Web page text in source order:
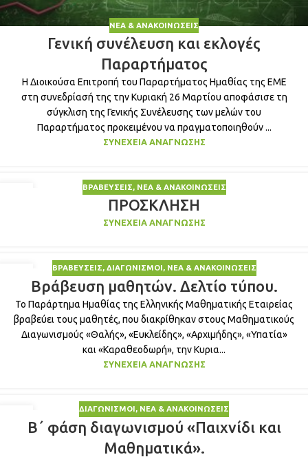
ΝΈΑ & ΑΝΑΚΟΙΝΏΣΕΙΣ
Γενική συνέλευση και εκλογές
Παραρτήματος
Η Διοικούσα Επιτροπή του Παραρτήματος Ημαθίας της ΕΜΕ
στη συνεδρίασή της την Κυριακή 26 Μαρτίου αποφάσισε τη
σύγκλιση της Γενικής Συνέλευσης των μελών του
Παραρτήματος προκειμένου να πραγματοποιηθούν ...
ΣΥΝΈΧΕΙΑ ΑΝΆΓΝΩΣΗΣ
ΒΡΑΒΕΎΣΕΙΣ, ΝΈΑ & ΑΝΑΚΟΙΝΏΣΕΙΣ
ΠΡΟΣΚΛΗΣΗ
ΣΥΝΈΧΕΙΑ ΑΝΆΓΝΩΣΗΣ
ΒΡΑΒΕΎΣΕΙΣ, ΔΙΑΓΩΝΙΣΜΟΊ, ΝΈΑ & ΑΝΑΚΟΙΝΏΣΕΙΣ
Βράβευση μαθητών. Δελτίο τύπου.
Το Παράρτημα Ημαθίας της Ελληνικής Μαθηματικής Εταιρείας
βραβεύει τους μαθητές, που διακρίθηκαν στους Μαθηματικούς
Διαγωνισμούς «Θαλής», «Ευκλείδης», «Αρχιμήδης», «Υπατία»
και «Καραθεοδωρή», την Κυρια...
ΣΥΝΈΧΕΙΑ ΑΝΆΓΝΩΣΗΣ
ΔΙΑΓΩΝΙΣΜΟΊ , ΝΈΑ & ΑΝΑΚΟΙΝΏΣΕΙΣ
Β΄ φάση διαγωνισμού «Παιχνίδι και
Μαθηματικά».